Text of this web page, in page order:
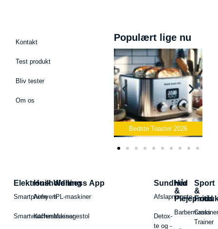
Kontakt
Test produkt
Bliv tester
Om os
Populært lige nu
Bedste Toaster 2026
Elektronik
Smartphone
Smartwatches
Husholdning
Airfryers
Kaffemaskiner
Wellness App
IPL-maskiner
Massagestol
Sundhed
Afslapningste
Detox-
te og -
Hår
&
Sport
&
Fritid
Cross
Trainer